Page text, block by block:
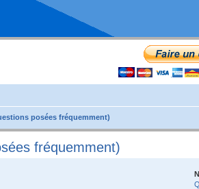
posées fréquemment)
fréquemment)